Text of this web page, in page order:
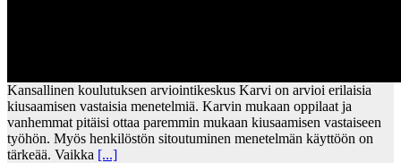
Kansallinen koulutuksen arviointikeskus Karvi on arvioi erilaisia
kiusaamisen vastaisia menetelmiä. Karvin mukaan oppilaat ja
vanhemmat pitäisi ottaa paremmin mukaan kiusaamisen vastaiseen
työhön. Myös henkilöstön sitoutuminen menetelmän käyttöön on
tärkeää. Vaikka [...]